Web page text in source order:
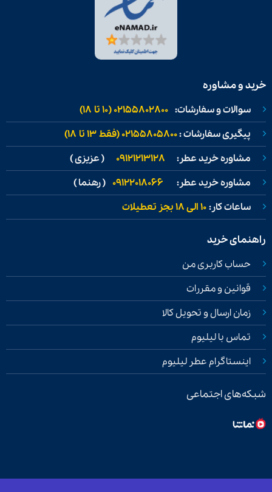
خرید و مشاوره
سوالات و سفارشات: 02155802800 (۱۰ تا ۱۸)
پیگیری سفارشات :02155805800 (فقط ۱۳ تا ۱۸)
مشاوره خرید عطر: 09121213128 ( عزیزی )
مشاوره خرید عطر: 09122018066 ( رهنما )
ساعات کار:۱۰ الی ۱۸ بجز تعطیلات
راهنمای خرید
حساب کاربری من
قوانین و مقررات
زمان ارسال و تحویل کالا
تماس با لیلیوم
اینستاگرام عطر لیلیوم
شبکه‌های اجتماعی